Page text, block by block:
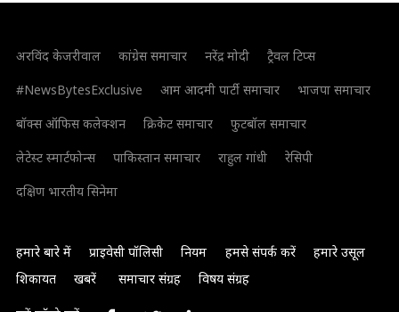
अरविंद केजरीवाल कांग्रेस समाचार नरेंद्र मोदी
ट्रैवल टिप्स
#NewsBytesExclusive
आम आदमी पार्टी समाचार
भाजपा समाचार
बॉक्स ऑफिस कलेक्शन
क्रिकेट समाचार
फुटबॉल समाचार
लेटेस्ट स्मार्टफोन्स
पाकिस्तान समाचार राहुल गांधी
रेसिपी
दक्षिण भारतीय सिनेमा
हमारे बारे में प्राइवेसी पॉलिसी नियम हमसे संपर्क करें
हमारे उसूल
शिकायत
खबरें समाचार संग्रह विषय संग्रह